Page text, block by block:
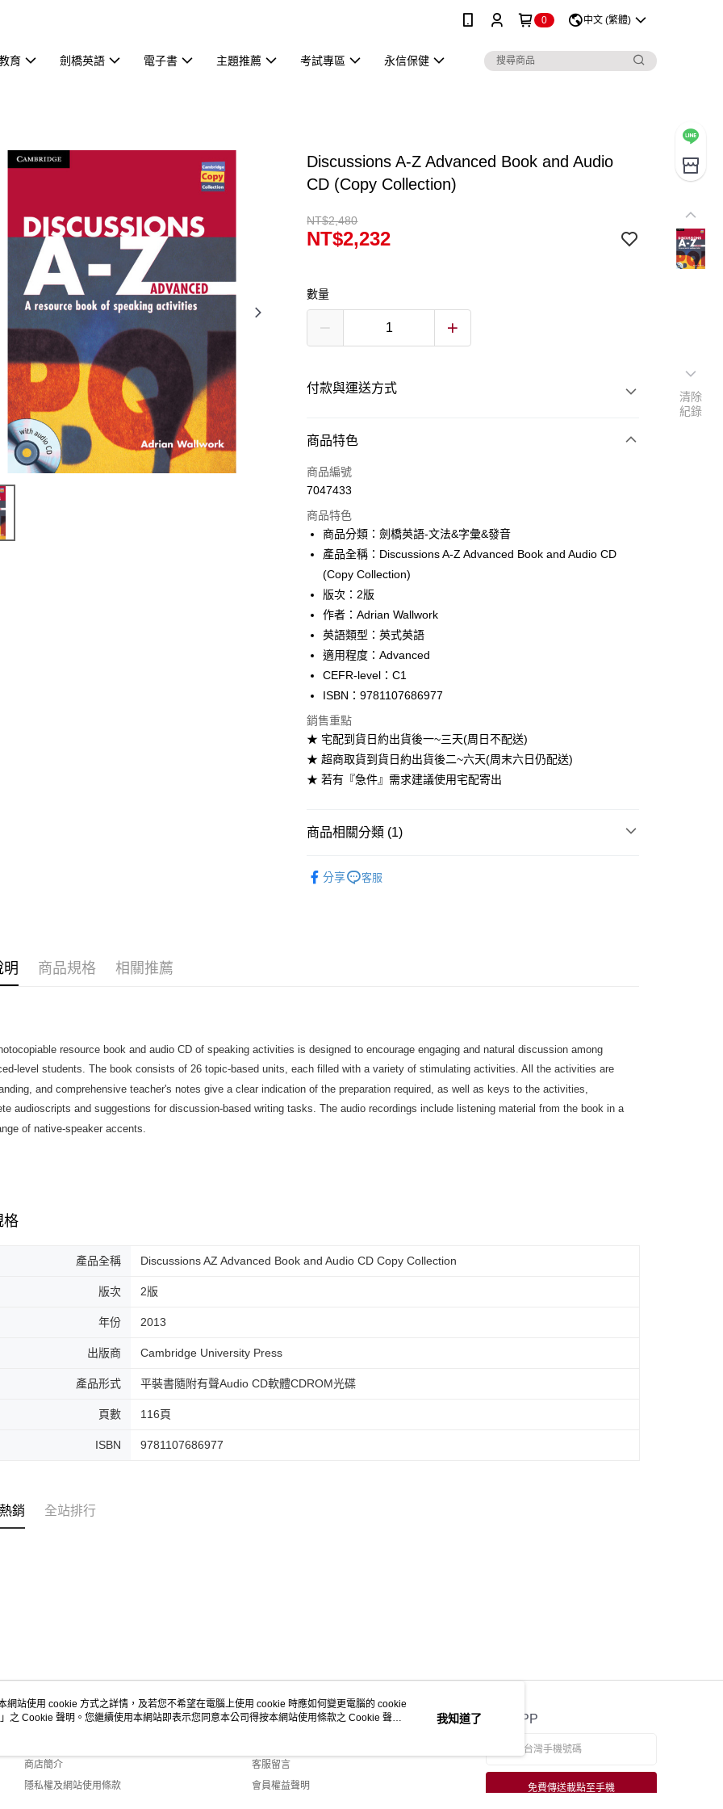
0 中文 (繁體)
育 劍橋英語 電子書 主題推薦 考試專區 永信保健
Discussions A-Z Advanced Book and Audio
CD (Copy Collection)
NT$2,480
NT$2,232
數量
付款與運送方式
付款方式
信用卡一次付款
Apple Pay
Google Pay
ATM付款
運送方式
全家取貨付款
每筆NT$60
付款後全家取貨
每筆NT$60
7-11取貨付款
付款後7-11取貨
宅配-台灣本島
商品特色
商品編號
7047433
商品特色
商品分類：劍橋英語-文法&字彙&發音
產品全稱：Discussions A-Z Advanced Book and Audio CD
(Copy Collection)
版次：2版
作者：Adrian Wallwork
英語類型：英式英語
適用程度：Advanced
CEFR-level：C1
ISBN：9781107686977
銷售重點
★ 宅配到貨日約出貨後一~三天(周日不配送)
★ 超商取貨到貨日約出貨後二~六天(周末六日仍配送)
★ 若有『急件』需求建議使用宅配寄出
商品相關分類 (1)
分享
客服
明 商品規格 相關推薦
resource book and audio CD of speaking activities is designed to encourage engaging and natural discussion among
level students. The book consists of 26 topic-based units, each filled with a variety of stimulating activities. All the activities are
and comprehensive teacher's notes give a clear indication of the preparation required, as well as keys to the activities,
audioscripts and suggestions for discussion-based writing tasks. The audio recordings include listening material from the book in a
of native-speaker accents.
格
產品全稱 Discussions AZ Advanced Book and Audio CD Copy Collection
版次 2版
年份 2013
出版商 Cambridge University Press
產品形式 平裝書隨附有聲Audio CD軟體CDROM光碟
頁數 116頁
ISBN 9781107686977
銷 全站排行
關於我們
商店簡介
隱私權及網站使用條款
客服資訊
客服留言
會員權益聲明
官方APP
免費傳送載點至手機
清除
紀錄
網站使用 cookie 方式之詳情，及若您不希望在電腦上使用 cookie 時應如何變更電腦的 cookie
」之 Cookie 聲明。您繼續使用本網站即表示您同意本公司得按本網站使用條款之 Cookie 聲明
我知道了